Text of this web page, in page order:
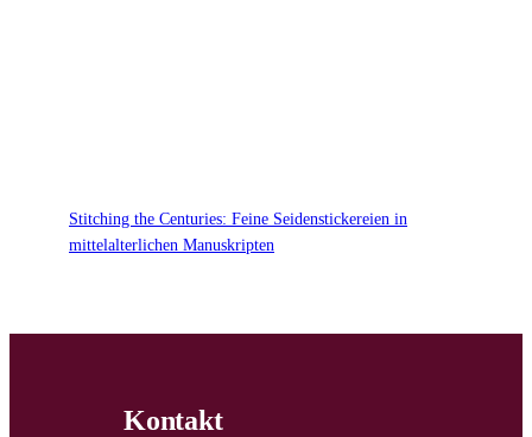
Stitching the Centuries: Feine Seidenstickereien in
mittelalterlichen Manuskripten
Kontakt